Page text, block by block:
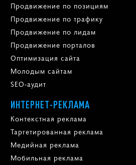
Продвижение по позициям
Продвижение по трафику
Продвижение по лидам
Продвижение порталов
Оптимизация сайта
Молодым сайтам
SEO-аудит
ИНТЕРНЕТ-РЕКЛАМА
Контекстная реклама
Таргетированная реклама
Медийная реклама
Мобильная реклама